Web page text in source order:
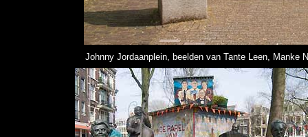
Johnny Jordaanplein, beelden van Tante Leen,